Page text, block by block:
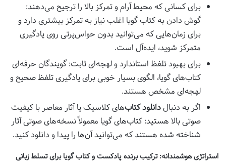
برای کسانی که محیط آرام و تمرکز بالا را ترجیح می‌دهند:
گوش دادن به کتاب گویا اغلب نیاز به تمرکز بیشتری دارد و
برای زمان‌هایی که می‌توانید بدون حواس‌پرتی روی یادگیری
متمرکز شوید، ایده‌آل است.
برای بهبود تلفظ استاندارد و لهجه‌ای ثابت: گویندگان حرفه‌ای
کتاب‌های گویا، الگوی بسیار خوبی برای یادگیری تلفظ صحیح و
لهجه‌ای مشخص هستند.
اگر به دنبالدانلود کتاب‌های کلاسیک یا آثار معاصر با کیفیت
صوتی بالا هستید: کتاب‌های گویا معمولاً نسخه‌های صوتی آثار
شناخته شده هستند که می‌توانید آن‌ها را پیدا و دانلود کنید.
استراتژی هوشمندانه: ترکیب برنده پادکست و کتاب گویا برای تسلط زبانی